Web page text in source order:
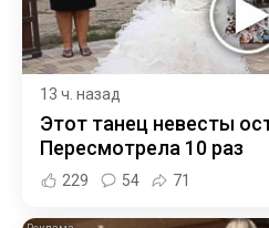
13 ч. назад
Этот танец невесты
Пересмотрела 10 раз
229 54 71